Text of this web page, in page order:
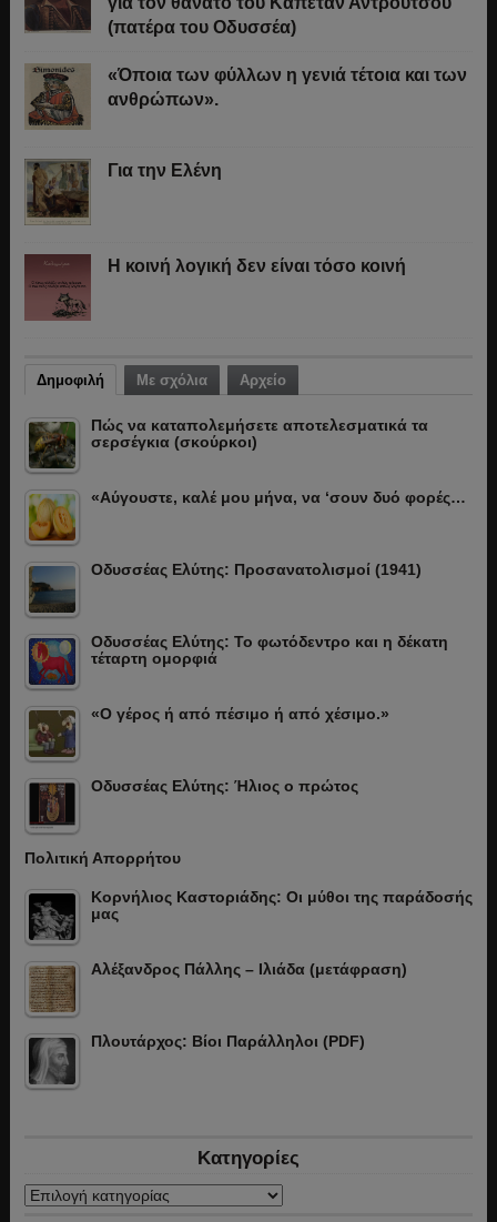
(πατέρα του Οδυσσέα)
«Όποια των φύλλων η γενιά τέτοια και των
ανθρώπων».
Για την Ελένη
Η κοινή λογική δεν είναι τόσο κοινή
Δημοφιλή Με σχόλια Αρχείο
Πώς να καταπολεμήσετε αποτελεσματικά τα
σερσέγκια (σκούρκοι)
«Αύγουστε, καλέ μου μήνα, να ‘σουν δυό φορές…
Οδυσσέας Ελύτης: Προσανατολισμοί (1941)
Οδυσσέας Ελύτης: Το φωτόδεντρο και η δέκατη
τέταρτη ομορφιά
«Ο γέρος ή από πέσιμο ή από χέσιμο.»
Οδυσσέας Ελύτης: Ήλιος ο πρώτος
Πολιτική Απορρήτου
Κορνήλιος Καστοριάδης: Οι μύθοι της παράδοσής
μας
Αλέξανδρος Πάλλης – Ιλιάδα (μετάφραση)
Πλουτάρχος: Βίοι Παράλληλοι (PDF)
Κατηγορίες
Κατηγορίες